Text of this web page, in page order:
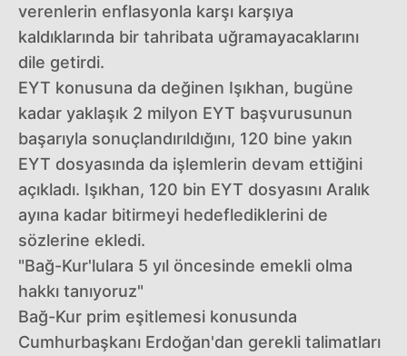
verenlerin enflasyonla karşı karşıya
kaldıklarında bir tahribata uğramayacaklarını
dile getirdi.
EYT konusuna da değinen Işıkhan, bugüne
kadar yaklaşık 2 milyon EYT başvurusunun
başarıyla sonuçlandırıldığını, 120 bine yakın
EYT dosyasında da işlemlerin devam ettiğini
açıkladı. Işıkhan, 120 bin EYT dosyasını Aralık
ayına kadar bitirmeyi hedeflediklerini de
sözlerine ekledi.
"Bağ-Kur'lulara 5 yıl öncesinde emekli olma
hakkı tanıyoruz"
Bağ-Kur prim eşitlemesi konusunda
Cumhurbaşkanı Erdoğan'dan gerekli talimatları